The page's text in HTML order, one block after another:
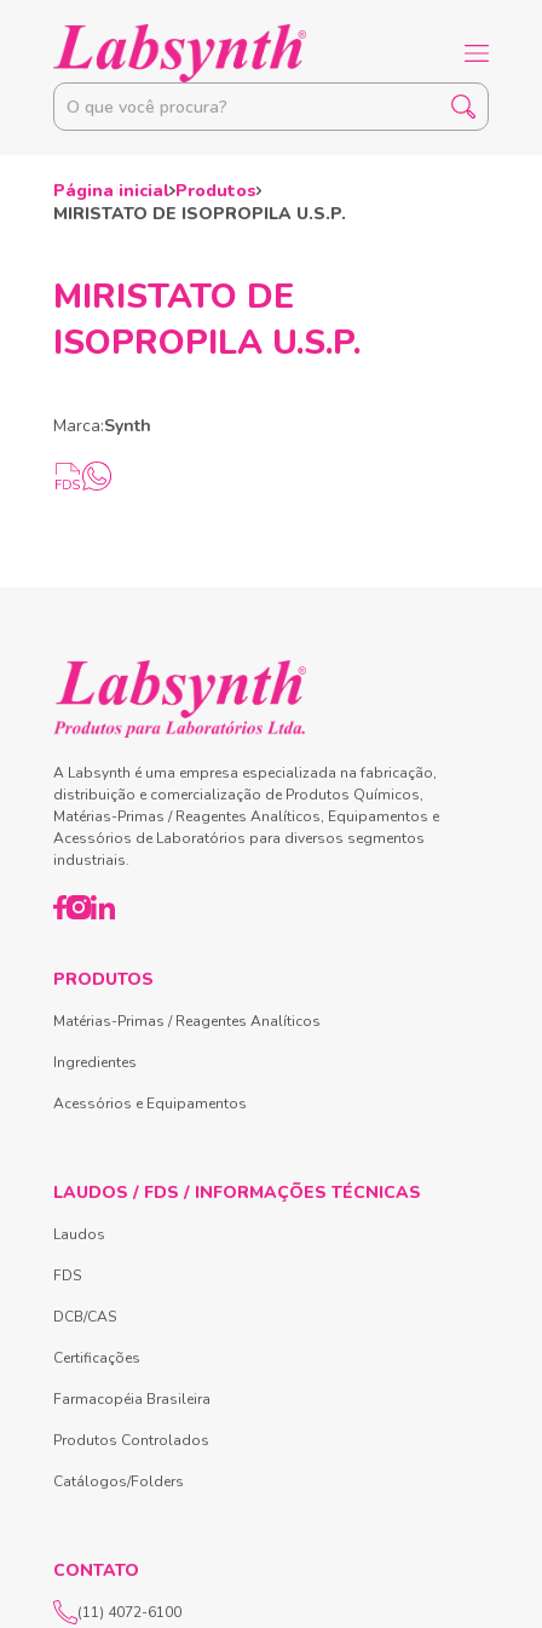
Página inicial Produtos
MIRISTATO DE ISOPROPILA U.S.P.
MIRISTATO DE
ISOPROPILA U.S.P.
Marca:Synth
A Labsynth é uma empresa especializada na fabricação,
distribuição e comercialização de Produtos Químicos,
Matérias-Primas / Reagentes Analíticos, Equipamentos e
Acessórios de Laboratórios para diversos segmentos
industriais.
PRODUTOS
Matérias-Primas / Reagentes Analíticos
Ingredientes
Acessórios e Equipamentos
LAUDOS / FDS / INFORMAÇÕES TÉCNICAS
Laudos
FDS
DCB/CAS
Certificações
Farmacopéia Brasileira
Produtos Controlados
Catálogos/Folders
CONTATO
(11) 4072-6100